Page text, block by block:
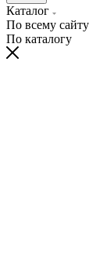
Каталог
По всему сайту
По каталогу